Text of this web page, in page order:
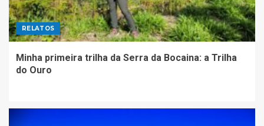
RELATOS
Minha primeira trilha da Serra da Bocaina: a Trilha
do Ouro